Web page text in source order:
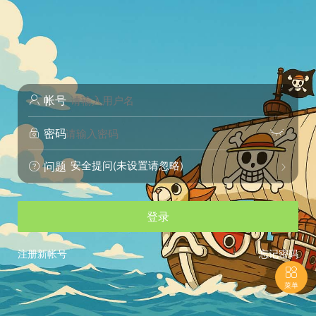
 帐号
 密码 
 问题 
安全提问(未设置请忽略)
登录
忘记密码
注册新帐号

菜单